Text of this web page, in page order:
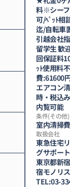
料※シー
可/ﾍﾟｯﾄ相
迄/自転車
引越会社
留学生 歓
回保証料
ｯﾄ使用料
費:61600
エアコン
時・税込
内覧可能
条件(その他)
室内清掃
取扱会社
東急住宅
グサポー
東京都新
宿モノリ
TEL:03-